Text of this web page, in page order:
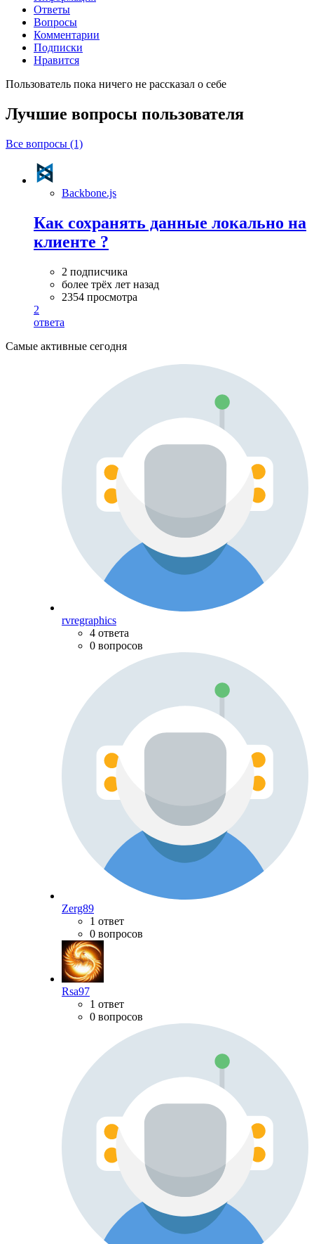
Ответы
Вопросы
Комментарии
Подписки
Нравится
Пользователь пока ничего не рассказал о себе
Лучшие вопросы пользователя
Все вопросы (1)
Backbone.js
Как сохранять данные локально на
клиенте ?
2 подписчика
более трёх лет назад
2354 просмотра
2
ответа
Самые активные сегодня
rvregraphics
4 ответа
0 вопросов
Zerg89
1 ответ
0 вопросов
Rsa97
1 ответ
0 вопросов